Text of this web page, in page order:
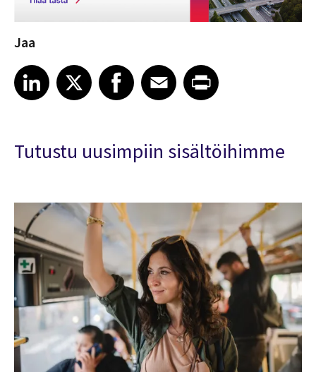
Jaa
Share article on LinkedIn
LinkedIn
Share article on XShare article on Facebook
Facebook
Share article on Email
EmailShare article on Print
Tutustu uusimpiin sisältöihimme